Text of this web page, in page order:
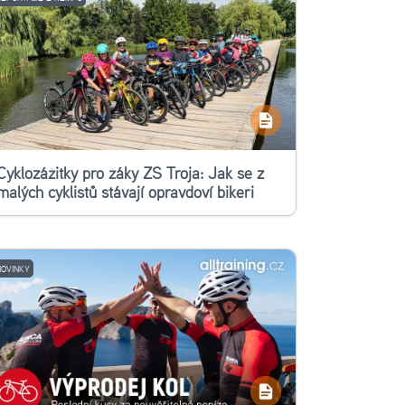
pro žáky ZŠ Troja: Jak se z
cyklistů stávají opravdoví bikeři